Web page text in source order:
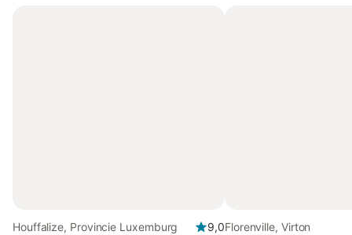
Houffalize, Provincie Luxemburg
9,0Florenville, Virton